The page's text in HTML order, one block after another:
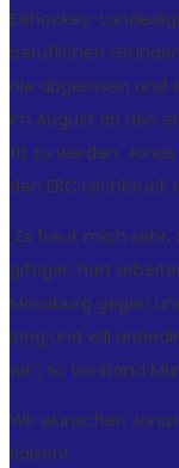
Eishockey-
beruflichen
nie abgerissen und
im August an den
fit zu werden.
den ERC Lechbruck
„Es freut mich sehr,
giftiger, hart
Moosburg gegen
lang und will
wir“, so Vorstand
Wir wünschen
Saison!